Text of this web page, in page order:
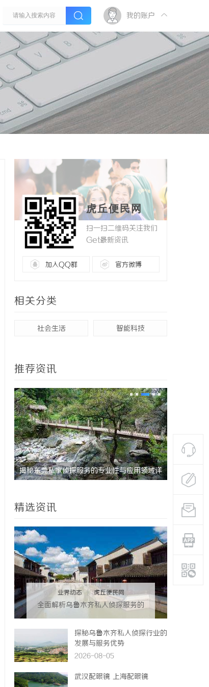
我的账户
虎丘便民网
扫一扫二维码关注我们
Get最新资讯
加入QQ群 官方微博
相关分类
社会生活 智能科技
推荐资讯
揭秘东莞私家侦探服务的专业性与应用领域详 揭秘昆明
分析
精选资讯
业界动态 | 虎丘便民网
全面解析乌鲁木齐私人侦探服务的
探秘乌鲁木齐私人侦探行业的
发展与服务优势
2026-08-05
武汉配眼镜 上海配眼镜